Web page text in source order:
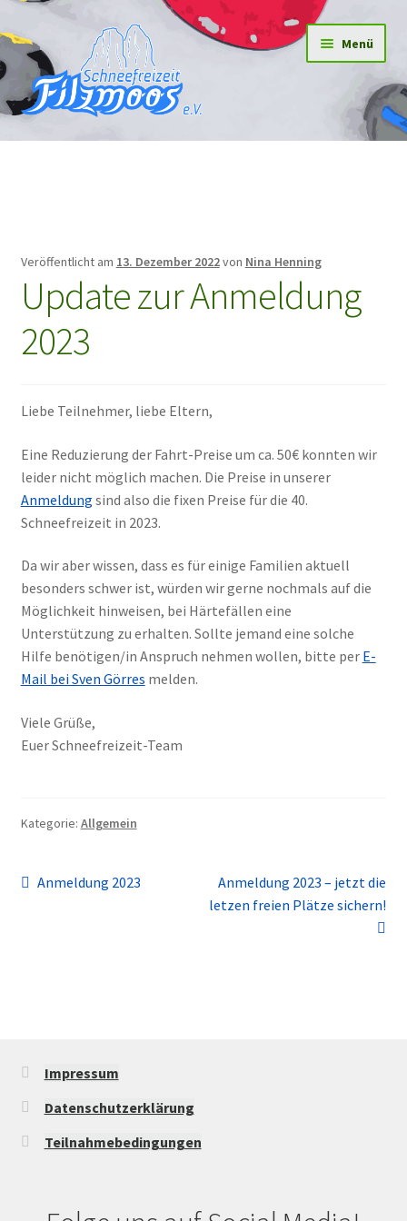
Zur
Navigation
springen
Zum
Inhalt
springen
Menü
Home
Kontakte
Veröffentlicht am 13. Dezember 2022von Nina Henning
Update zur Anmeldung
2023
Liebe Teilnehmer, liebe Eltern,
Eine Reduzierung der Fahrt-Preise um ca. 50€ konnten wir
leider nicht möglich machen. Die Preise in unserer
Anmeldung sind also die fixen Preise für die 40.
Schneefreizeit in 2023.
Da wir aber wissen, dass es für einige Familien aktuell
besonders schwer ist, würden wir gerne nochmals auf die
Möglichkeit hinweisen, bei Härtefällen eine
Unterstützung zu erhalten. Sollte jemand eine solche
Hilfe benötigen/in Anspruch nehmen wollen, bitte per E-
Mail bei Sven Görres melden.
Viele Grüße,
Euer Schneefreizeit-Team
Kategorie: Allgemein
Beitragsnavigation
Vorheriger
Anmeldung 2023
Nächster
Beitrag:
Anmeldung 2023 – jetzt die
letzen freien Plätze sichern!
Impressum
Datenschutzerklärung
Teilnahmebedingungen